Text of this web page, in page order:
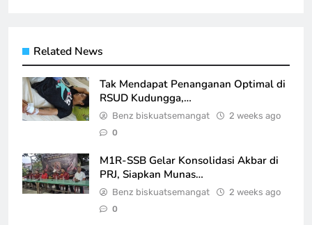
Related News
Tak Mendapat Penanganan Optimal di
RSUD Kudungga,…
Benz biskuatsemangat 2 weeks ago
0
M1R-SSB Gelar Konsolidasi Akbar di
PRJ, Siapkan Munas…
Benz biskuatsemangat 2 weeks ago
0